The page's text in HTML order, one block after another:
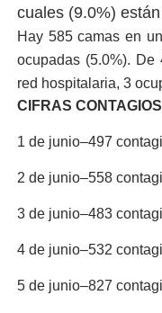
cuales (9.0%)
Hay 585 camas en
ocupadas (5.0%).
red hospitalaria, 3
CIFRAS
1 de junio–497
2 de junio–558
3 de junio–483
4 de junio–532
5 de junio–827